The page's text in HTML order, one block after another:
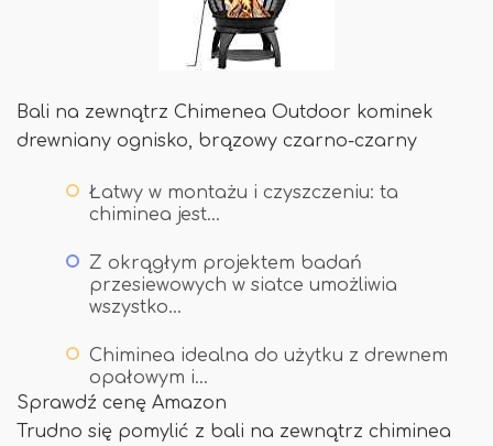
Bali na zewnątrz Chimenea Outdoor kominek
drewniany ognisko, brązowy czarno-czarny
Łatwy w montażu i czyszczeniu: ta
chiminea jest…
Z okrągłym projektem badań
przesiewowych w siatce umożliwia
wszystko…
Chiminea idealna do użytku z drewnem
opałowym i…
Sprawdź cenę Amazon
Trudno się pomylić z bali na zewnątrz chiminea